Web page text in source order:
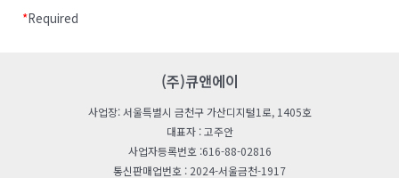
(2) 회사는 합리적인 사유가 발생할 경우 관련 법령에 위배되지
않는 범위 안에서 약관을 변경할 수 있으며, 변경된 약관은 본 조
제1항과 같이 회원에게 공지함으로써 효력을 발생합니다.
제 4 조 (약관 외 준칙)
“개인정보처리자”란 업무를 목적으로 법
모든 공공기관, 법인ㆍ단체, 개인 등을 말한다.
보호법 시행령」(이하 “영“이라 한다) 제2조에 따른
“친목단체”란 학교, 지역, 기업, 인터넷 커뮤니티 등을
*Required
(주)큐앤에이
사업장: 서울특별시 금천구 가산디지털1로, 1405호
대표자 : 고주안
사업자등록번호 :616-88-02816
통신판매업번호 : 2024-서울금천-1917